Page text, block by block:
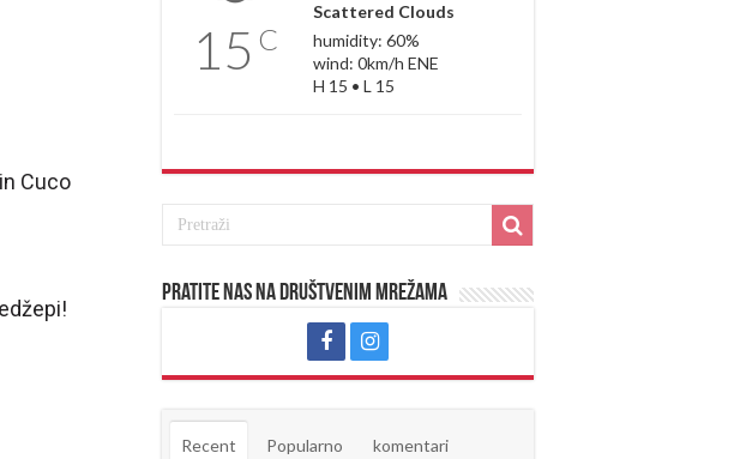
Cuco
15 C
Scattered Clouds
humidity: 60%
wind: 0km/h ENE
H 15 • L 15
Pratite nas na društvenim mrežama
Recent Popularno komentari